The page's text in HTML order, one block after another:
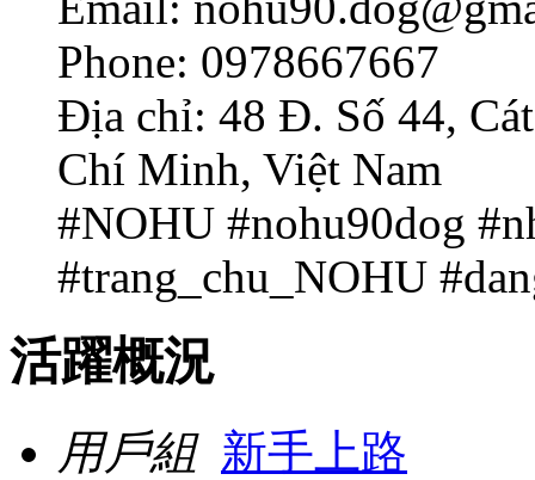
Phone: 0978667667
Địa chỉ: 48 Đ. Số 44,
Chí Minh, Việt Nam
#NOHU #nohu90dog
#trang_chu_NOHU
活躍概況
用戶組 新手上路